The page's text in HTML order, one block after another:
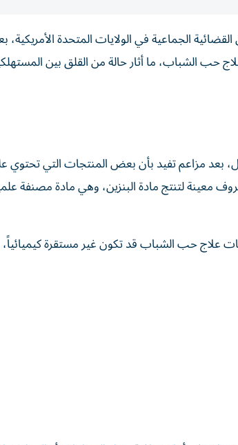
الجماعية في الولايات المتحدة الأمريكية،
الشباب، ما أثار حالة من القلق بين
مزاعم تفيد بأن بعض المنتجات التي تحتوي
لتنتج مادة البنزين، وهي مادة مصنفة
علاج حب الشباب قد تكون غير مستقرة